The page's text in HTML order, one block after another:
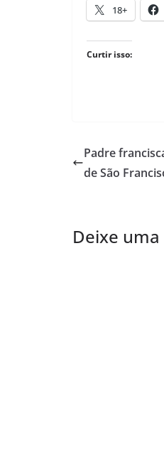
18+
Curtir isso:
Padre
de São
Deixe